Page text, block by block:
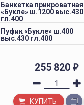
Банкетка прикроватная
«Букле» ш.1200 выс.430
гл.400
Пуфик «Букле» ш.400
выс.430 гл.400
255 820₽
КУПИТЬ